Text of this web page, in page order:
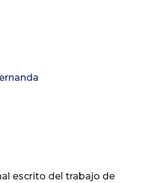
escrito del trabajo de